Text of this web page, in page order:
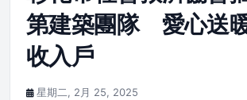
第建築團隊 愛心送
收入戶
星期二, 2月 25, 2025